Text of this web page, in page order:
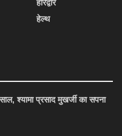
हरिद्वार
हेल्थ
श्यामा प्रसाद मुखर्जी का सपना